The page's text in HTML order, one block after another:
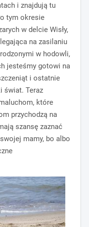
i znajdują tu
tym okresie
w delcie Wisły,
na zasilaniu
w hodowli,
jesteśmy gotowi na
i ostatnie
świat. Teraz
które
przychodzą na
szansę zaznać
mamy, bo albo